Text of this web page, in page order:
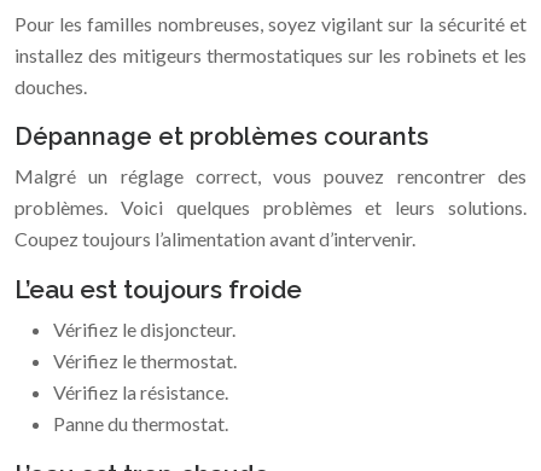
Pour les familles nombreuses, soyez vigilant sur la sécurité et
installez des mitigeurs thermostatiques sur les robinets et les
douches.
Dépannage et problèmes courants
Malgré un réglage correct, vous pouvez rencontrer des
problèmes. Voici quelques problèmes et leurs solutions.
Coupez toujours l’alimentation avant d’intervenir.
L’eau est toujours froide
Vérifiez le disjoncteur.
Vérifiez le thermostat.
Vérifiez la résistance.
Panne du thermostat.